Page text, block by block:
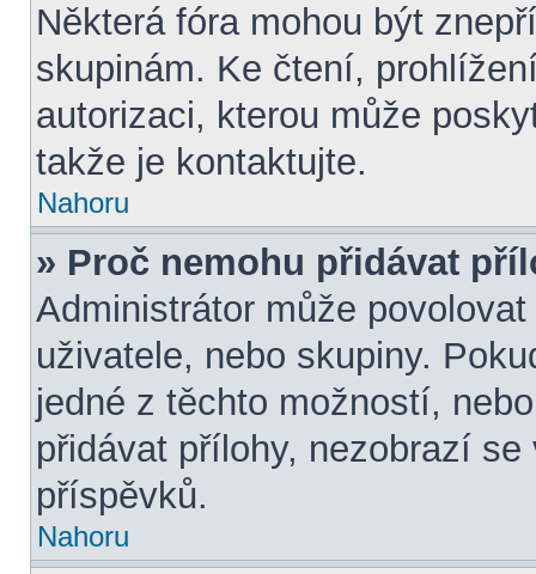
Některá fóra mohou být
skupinám. Ke čtení,
autorizaci, kterou může
takže je kontaktujte.
Nahoru
» Proč nemohu přidávat
Administrátor může
uživatele, nebo skupiny.
jedné z těchto možností,
přidávat přílohy, nezobrazí
příspěvků.
Nahoru